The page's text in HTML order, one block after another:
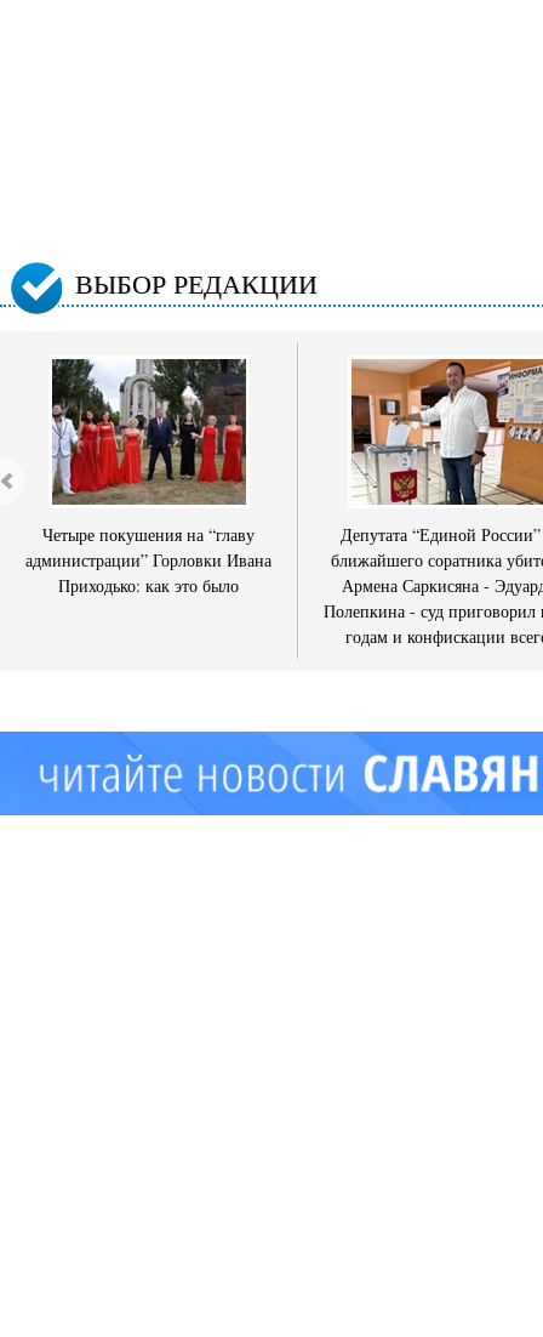
ВЫБОР РЕДАКЦИИ
Четыре покушения на “главу
администрации” Горловки Ивана
Приходько: как это было
Депутата “Единой
ближайшего соратника
Армена Саркисяна -
Полепкина - суд приговорил
годам и конфискации